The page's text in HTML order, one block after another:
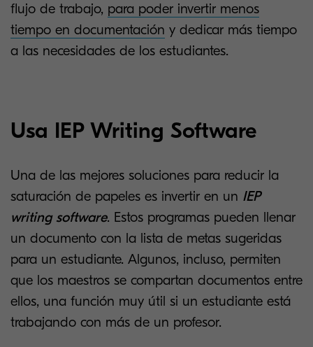
flujo de trabajo, para poder invertir menos
tiempo en documentación y dedicar más tiempo
a las necesidades de los estudiantes.
Usa IEP Writing Software
Una de las mejores soluciones para reducir la
saturación de papeles es invertir en un IEP
writing software. Estos programas pueden llenar
un documento con la lista de metas sugeridas
para un estudiante. Algunos, incluso, permiten
que los maestros se compartan documentos entre
ellos, una función muy útil si un estudiante está
trabajando con más de un profesor.